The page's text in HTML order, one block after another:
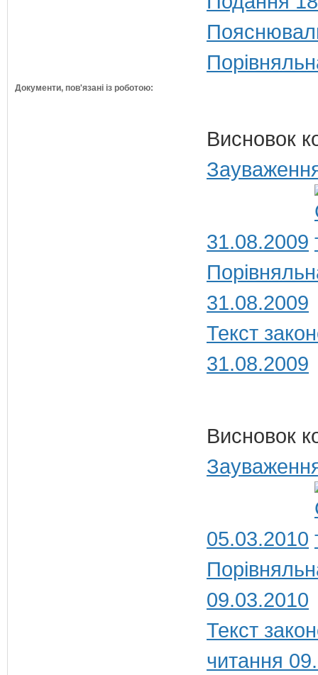
Документи, пов'язані із роботою:
Висновок
31.08.2009
31.08.2009
Текст
31.08.2009
Висновок
05.03.2010
09.03.2010
Текст
читання